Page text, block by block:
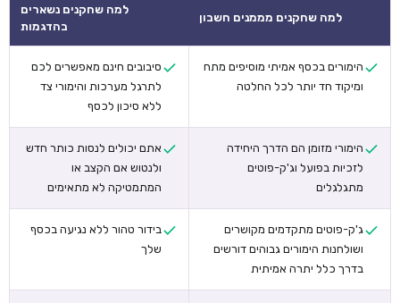
למה שחקנים מממנים חשבון
למה שחקנים נשארים
בהדגמות
הימורים בכסף אמיתי מוסיפים מתח
ומיקוד חד יותר לכל החלטה
סיבובים חינם מאפשרים לכם
לתרגל מערכות והימורי צד
ללא סיכון לכסף
הימורי מזומן הם הדרך היחידה
לזכיות בפועל וג'ק-פוטים
מתגלגלים
אתם יכולים לנסות כותר חדש
ולנטוש אם הקצב או
המתמטיקה לא מתאימים
ג'ק-פוטים מתקדמים מקושרים
ושולחנות הימורים גבוהים דורשים
בדרך כלל יתרה אמיתית
בידור טהור ללא נגיעה בכסף
שלך